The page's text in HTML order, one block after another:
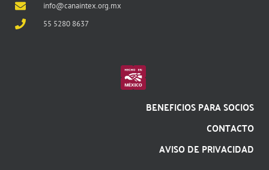
info@canaintex.org.mx
55 5280 8637
BENEFICIOS PARA SOCIOS
CONTACTO
AVISO DE PRIVACIDAD